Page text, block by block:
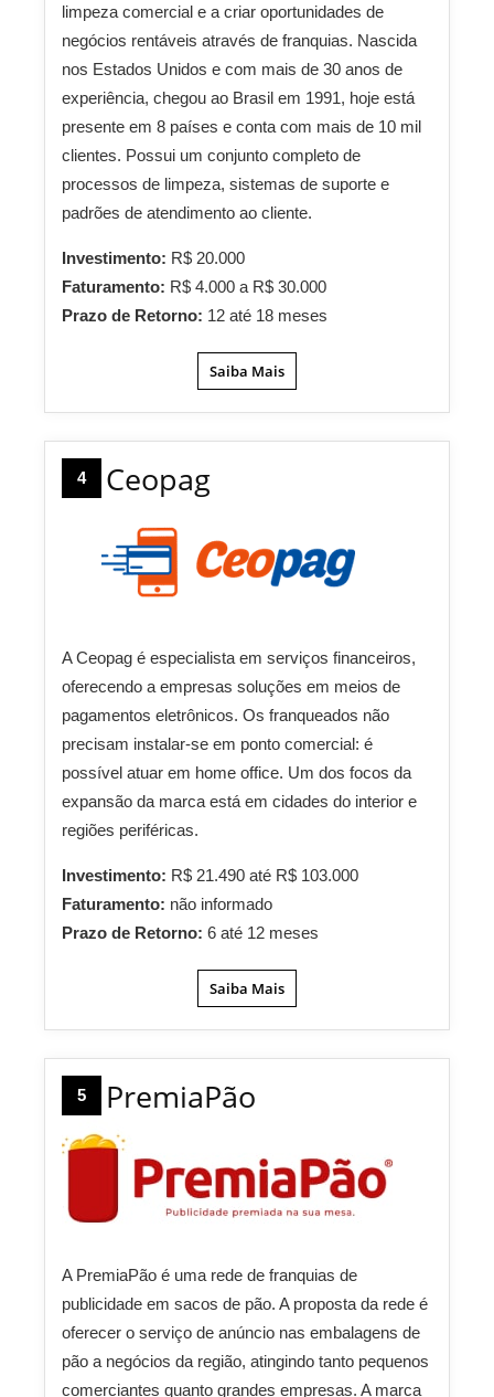
limpeza comercial e a criar oportunidades de
negócios rentáveis através de franquias. Nascida
nos Estados Unidos e com mais de 30 anos de
experiência, chegou ao Brasil em 1991, hoje está
presente em 8 países e conta com mais de 10 mil
clientes. Possui um conjunto completo de
processos de limpeza, sistemas de suporte e
padrões de atendimento ao cliente.
Investimento: R$ 20.000
Faturamento: R$ 4.000 a R$ 30.000
Prazo de Retorno: 12 até 18 meses
Saiba Mais
4 Ceopag
A Ceopag é especialista em serviços financeiros,
oferecendo a empresas soluções em meios de
pagamentos eletrônicos. Os franqueados não
precisam instalar-se em ponto comercial: é
possível atuar em home office. Um dos focos da
expansão da marca está em cidades do interior e
regiões periféricas.
Investimento: R$ 21.490 até R$ 103.000
Faturamento: não informado
Prazo de Retorno: 6 até 12 meses
Saiba Mais
5 PremiaPão
A PremiaPão é uma rede de franquias de
publicidade em sacos de pão. A proposta da rede é
oferecer o serviço de anúncio nas embalagens de
pão a negócios da região, atingindo tanto pequenos
comerciantes quanto grandes empresas. A marca